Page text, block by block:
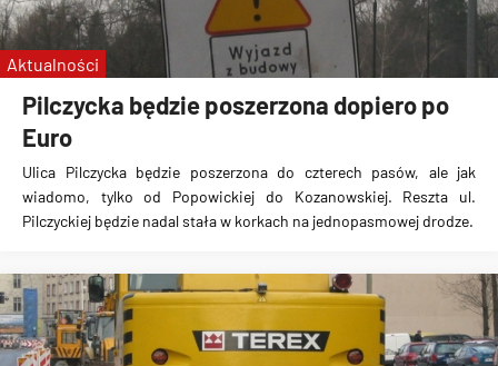
Pilczycka będzie poszerzona dopiero po
Euro
Ulica Pilczycka będzie poszerzona do czterech pasów, ale jak
wiadomo, tylko od Popowickiej do Kozanowskiej. Reszta ul.
Pilczyckiej będzie nadal stała w korkach na jednopasmowej drodze.
Aktualności